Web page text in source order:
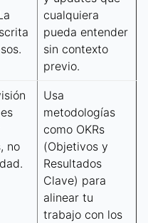
cualquiera
pueda entender
sin contexto
previo.
no
Usa
metodologías
como OKRs
(Objetivos y
Resultados
Clave) para
alinear tu
trabajo con los